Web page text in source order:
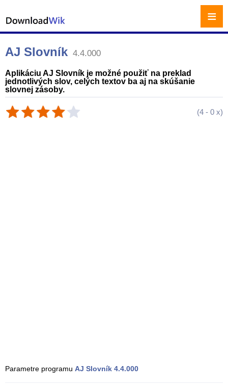
AJ Slovník 4.4.000
Aplikáciu AJ Slovník je možné použiť na preklad
jednotlivých slov, celých textov ba aj na skúšanie
slovnej zásoby.
(4 - 0 x)
Parametre programu AJ Slovník 4.4.000
≡